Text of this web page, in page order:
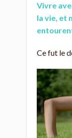
Vivre
la vie, et
Ce fut le